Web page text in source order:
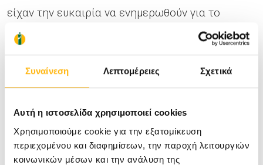
Συναίνεση Λεπτομέρειες Σχετικά
Αυτή η ιστοσελίδα χρησιμοποιεί cookies
Χρησιμοποιούμε cookie για την εξατομίκευση
περιεχομένου και διαφημίσεων, την παροχή λειτουργιών
κοινωνικών μέσων και την ανάλυση της
είχαν την ευκαιρία να ενημερωθούν για το
σύστημα κατάταξης των βλαβών του μαστού Bi-
Rads που είναι ένας κοινά αποδεκτός κώδικας
μεταξύ των ιατρών όλων των ειδικοτήτων που
εμπλέκονται στις παθήσεις του μαστού.